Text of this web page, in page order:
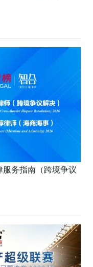
服务指南（跨境争议